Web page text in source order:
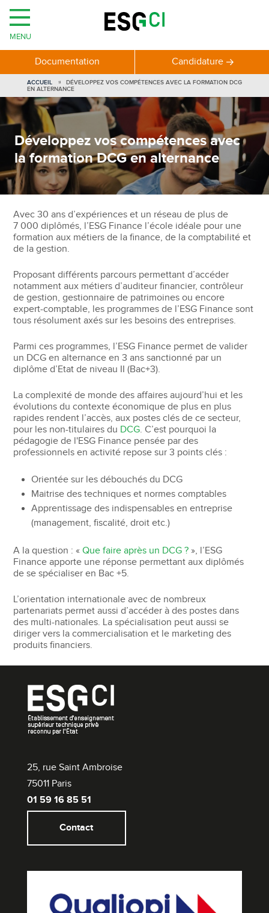
Développez vos compétences avec
la formation DCG en alternance
Avec 30 ans d’expériences et un réseau de plus de
7 000 diplômés, l’ESG Finance l’école idéale pour une
formation aux métiers de la finance, de la comptabilité et
de la gestion.
Proposant différents parcours permettant d’accéder
notamment aux métiers d’auditeur financier, contrôleur
de gestion, gestionnaire de patrimoines ou encore
expert-comptable, les programmes de l’ESG Finance sont
tous résolument axés sur les besoins des entreprises.
Parmi ces programmes, l’ESG Finance permet de valider
un DCG en alternance en 3 ans sanctionné par un
diplôme d’Etat de niveau II (Bac+3).
La complexité de monde des affaires aujourd’hui et les
évolutions du contexte économique de plus en plus
rapides rendent l’accès, aux postes clés de ce secteur,
pour les non-titulaires du DCG. C’est pourquoi la
pédagogie de l'ESG Finance pensée par des
professionnels en activité repose sur 3 points clés :
Orientée sur les débouchés du DCG
Maitrise des techniques et normes comptables
Apprentissage des indispensables en entreprise
(management, fiscalité, droit etc.)
A la question : «Que faire après un DCG ? », l’ESG
Finance apporte une réponse permettant aux diplômés
de se spécialiser en Bac +5.
L’orientation internationale avec de nombreux
partenariats permet aussi d’accéder à des postes dans
des multi-nationales. La spécialisation peut aussi se
diriger vers la commercialisation et le marketing des
produits financiers.
MENU
Documentation Candidature
VOUS
ÊTES
ICI
ACCUEIL
DÉVELOPPEZ VOS COMPÉTENCES AVEC LA FORMATION DCG
EN ALTERNANCE
25, rue Saint Ambroise
75011 Paris
01 59 16 85 51
Contact